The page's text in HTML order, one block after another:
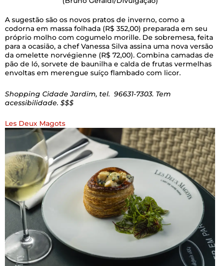
A sugestão são os novos pratos de inverno, como a
codorna em massa folhada (R$ 352,00) preparada em seu
próprio molho com cogumelo morille. De sobremesa, feita
para a ocasião, a chef Vanessa Silva assina uma nova versão
da omelette norvégienne (R$ 72,00). Combina camadas de
pão de ló, sorvete de baunilha e calda de frutas vermelhas
envoltas em merengue suíço flambado com licor.
Shopping Cidade Jardim, tel. 96631-7303. Tem
acessibilidade. $$$
Les Deux Magots